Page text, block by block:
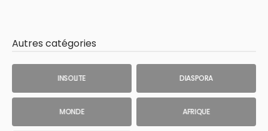
Autres catégories
INSOLITE DIASPORA
MONDE AFRIQUE